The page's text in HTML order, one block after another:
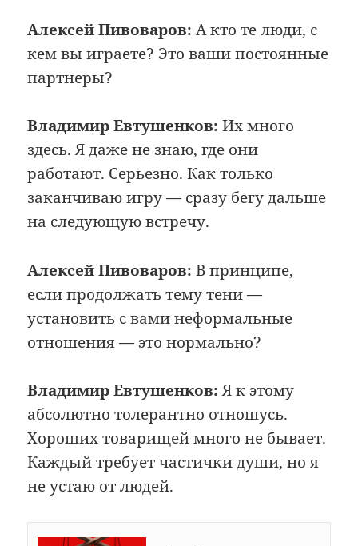
Алексей Пивоваров: А кто те люди, с
кем вы играете? Это ваши постоянные
партнеры?
Владимир Евтушенков: Их много
здесь. Я даже не знаю, где они
работают. Серьезно. Как только
заканчиваю игру — сразу бегу дальше
на следующую встречу.
Алексей Пивоваров: В принципе,
если продолжать тему тени —
установить с вами неформальные
отношения — это нормально?
Владимир Евтушенков:Я к этому
абсолютно толерантно отношусь.
Хороших товарищей много не бывает.
Каждый требует частички души, но я
не устаю от людей.